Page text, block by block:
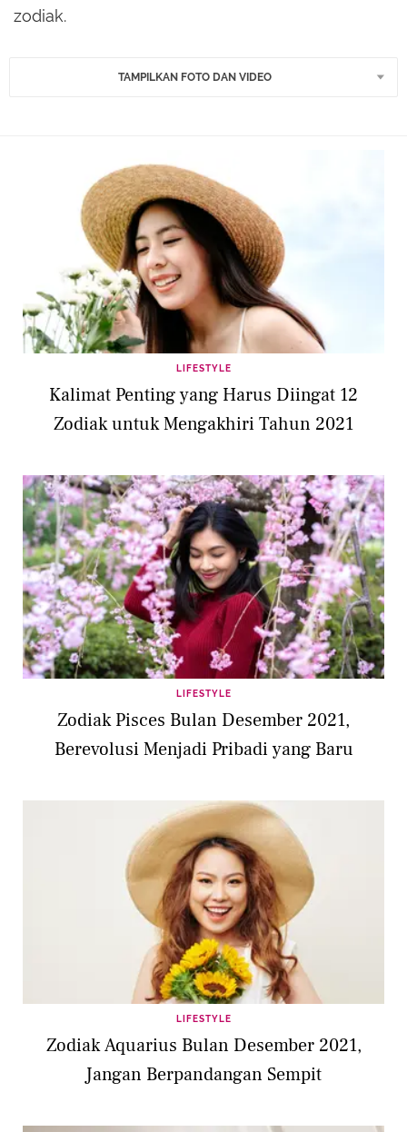
zodiak.
TAMPILKAN FOTO DAN VIDEO
LIFESTYLE
Kalimat Penting yang Harus Diingat 12
Zodiak untuk Mengakhiri Tahun 2021
LIFESTYLE
Zodiak Pisces Bulan Desember 2021,
Berevolusi Menjadi Pribadi yang Baru
LIFESTYLE
Zodiak Aquarius Bulan Desember 2021,
Jangan Berpandangan Sempit